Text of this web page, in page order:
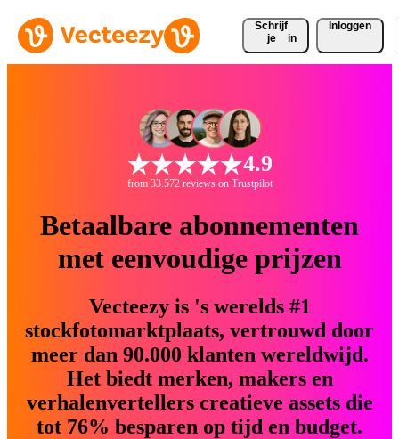
Schrijf
je
in
Inloggen
4.9
from 33.572 reviews on Trustpilot
Betaalbare abonnementen
met eenvoudige prijzen
Vecteezy is 's werelds #1
stockfotomarktplaats, vertrouwd door
meer dan 90.000 klanten wereldwijd.
Het biedt merken, makers en
verhalenvertellers creatieve assets die
tot 76% besparen op tijd en budget.